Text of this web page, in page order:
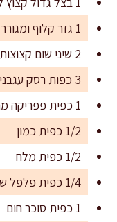
1 גזר קלוף ומגורר
2 שיני שום קצוצות
3 כפות רסק עגבניות
1 כפית פפריקה מתוקה
1/2 כפית כמון
1/2 כפית מלח
1/4 כפית פלפל שחור
1 כפית סוכר חום